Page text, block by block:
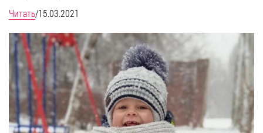
Читать/15.03.2021